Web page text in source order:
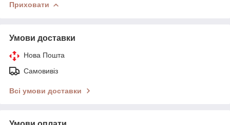
Приховати
Умови доставки
Нова Пошта
Самовивіз
Всі умови доставки